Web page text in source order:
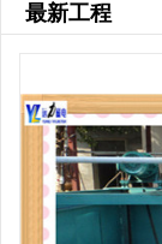
最新工程